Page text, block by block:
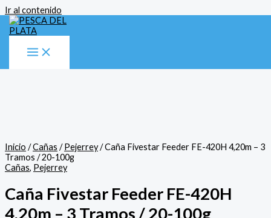
Ir al contenido
Inicio /Cañas /Pejerrey/ Caña Fivestar Feeder FE-420H 4,20m – 3
Tramos / 20-100g
Cañas, Pejerrey
Caña Fivestar Feeder FE-420H
4,20m – 3 Tramos / 20-100g